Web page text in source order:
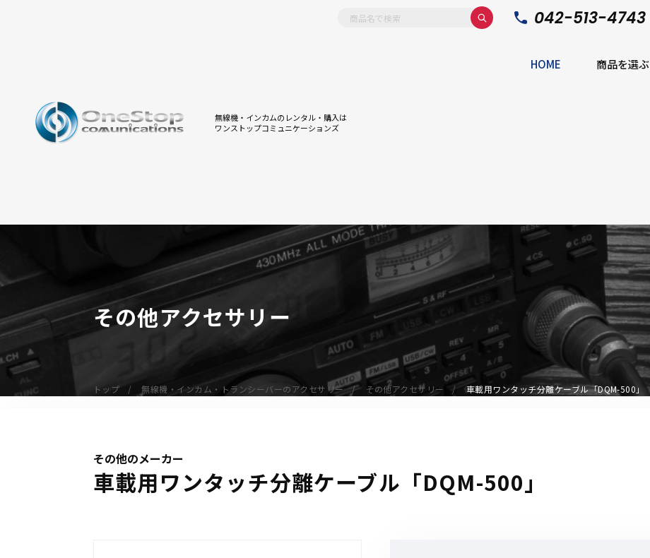
無線機・インカムのレンタル・購入は
ワンストップコミュニケーションズ
042-513-4743
HOME 商品を選ぶ
無線機
デジタル無線機（登録局）
デジタル無線機（免許局）
受信機（レシーバー）
アマチュア無線機
アクセサリー
イヤホンマイク
スピーカーマイク
イヤホン
ベルトクリップ
その他アクセサリー
トップ 無線機・インカム・トランシーバーのアクセサリー その他アクセサリー 車載用ワンタッチ分離ケーブル「DQM-500」
その他のメーカー
車載用ワンタッチ分離ケーブル「DQM-500」